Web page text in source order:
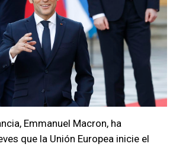
Emmanuel Macron, ha
que la Unión Europea inicie el